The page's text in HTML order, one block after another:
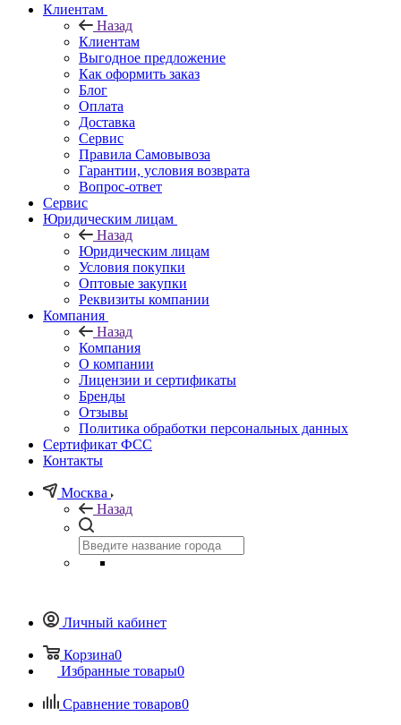
Клиентам
Назад
Клиентам
Выгодное предложение
Как оформить заказ
Блог
Оплата
Доставка
Сервис
Правила Самовывоза
Гарантии, условия возврата
Вопрос-ответ
Сервис
Юридическим лицам
Назад
Юридическим лицам
Условия покупки
Оптовые закупки
Реквизиты компании
Компания
Назад
Компания
О компании
Лицензии и сертификаты
Бренды
Отзывы
Политика обработки персональных данных
Сертификат ФСС
Контакты
Москва
Назад
Личный кабинет
Корзина0
Избранные товары0
Сравнение товаров0